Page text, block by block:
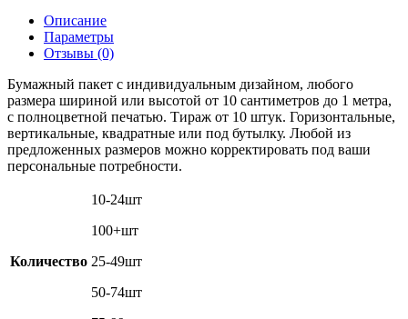
Описание
Параметры
Отзывы (0)
Бумажный пакет с индивидуальным дизайном, любого
размера шириной или высотой от 10 сантиметров до 1 метра,
с полноцветной печатью. Тираж от 10 штук. Горизонтальные,
вертикальные, квадратные или под бутылку. Любой из
предложенных размеров можно корректировать под ваши
персональные потребности.
Количество
10-24шт
100+шт
25-49шт
50-74шт